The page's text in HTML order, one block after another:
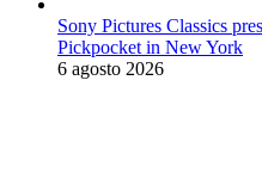
Sony Pictures Classics
Pickpocket in New York
6 agosto 2026